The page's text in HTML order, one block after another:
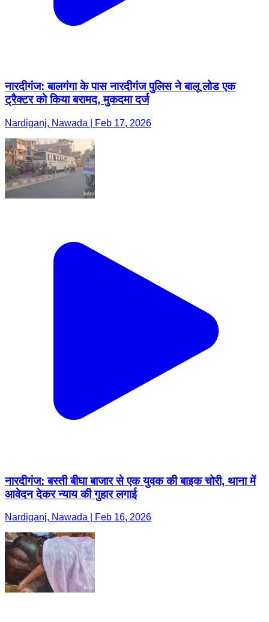
नारदीगंज: बालगंगा के पास नारदीगंज पुलिस ने बालू लोड एक
ट्रैक्टर को किया बरामद, मुकदमा दर्ज
Nardiganj, Nawada | Feb 17, 2026
नारदीगंज: बस्ती बीघा बाजार से एक युवक की बाइक चोरी, थाना में
आवेदन देकर न्याय की गुहार लगाई
Nardiganj, Nawada | Feb 16, 2026